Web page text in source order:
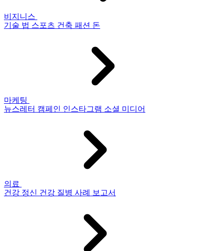
비지니스
기술 법 스포츠 건축 패션 돈
마케팅
뉴스레터 캠페인 인스타그램 소셜 미디어
의료
건강 정신 건강 질병 사례 보고서